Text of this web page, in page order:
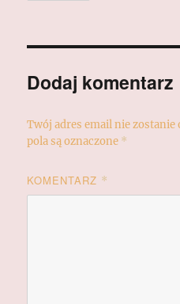
Dodaj komentarz
Twój adres email nie zostanie
pola są oznaczone *
KOMENTARZ *